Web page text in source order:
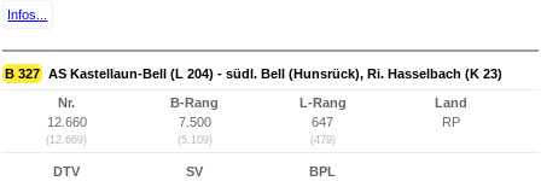
Infos...
B 327 AS Kastellaun-Bell (L 204) - südl. Bell (Hunsrück), Ri. Hasselbach (K 23)
Nr.
12.660
(12.669)
B-Rang
7.500
(5.109)
L-Rang
647
(479)
Land
RP
DTV
SV
BPL